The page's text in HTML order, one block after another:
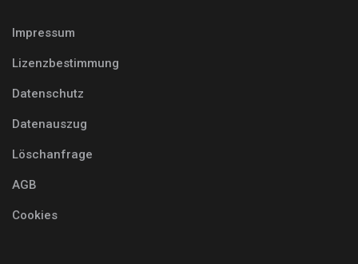
Impressum
Lizenzbestimmung
Datenschutz
Datenauszug
Löschanfrage
AGB
Cookies